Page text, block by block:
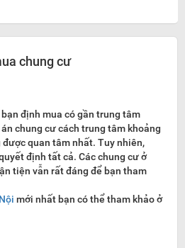
chung cư
bạn định mua có gần trung tâm
chung cư cách trung tâm khoảng
quan tâm nhất. Tuy nhiên,
định tất cả. Các chung cư ở
tiện vẫn rất đáng để bạn tham
mới nhất bạn có thể tham khảo ở